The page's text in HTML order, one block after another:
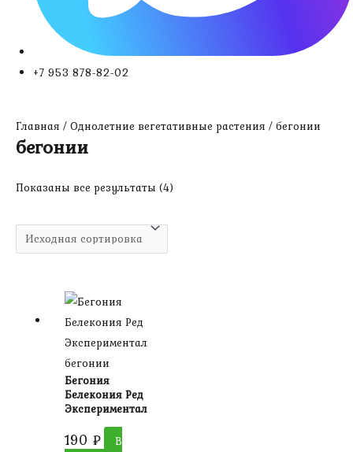
+7 953 878-82-02
Главная / Однолетние вегетативные растения / бегонии
бегонии
Показаны все результаты (4)
бегонии
Бегония
Белекония Ред
Экспериментал
190 ₽
В